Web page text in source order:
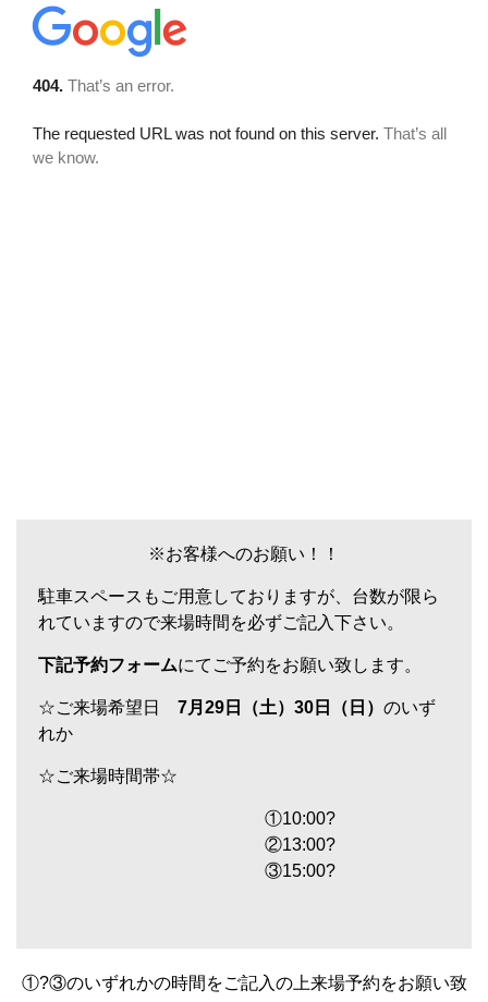
※お客様へのお願い！！
駐車スペースもご用意しておりますが、台数が限ら
れていますので来場時間を必ずご記入下さい。
下記予約フォームにてご予約をお願い致します。
☆ご来場希望日 7月29日（土）30日（日） のいず
れか
☆ご来場時間帯☆
①10:00?
②13:00?
③15:00?
①?③のいずれかの時間をご記入の上来場予約をお願い致